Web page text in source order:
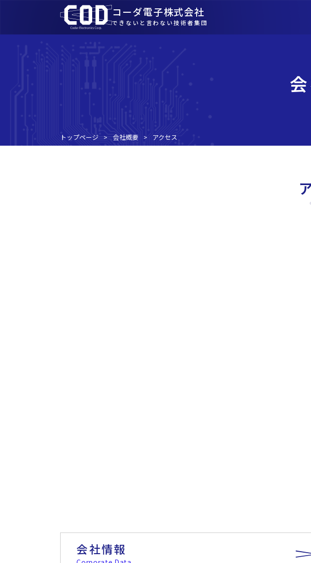
コーダ電子株式会社
できないと言わない技術者集団
トップページ 会社概要 アクセス
会社情報